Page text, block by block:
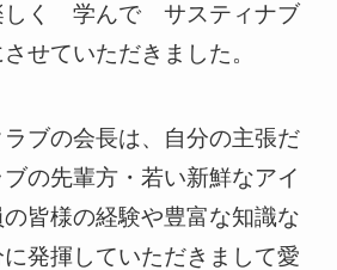
く 学んで サスティナブ
せていただきました。
ブの会長は、自分の主張だ
の先輩方・若い新鮮なアイ
皆様の経験や豊富な知識な
発揮していただきまして愛